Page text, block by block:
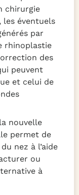
chirurgie
les éventuels
par
rhinoplastie
des
peuvent
et celui de
nouvelle
permet de
nez à l’aide
ou
à